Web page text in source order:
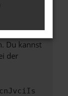
versucht
Du kannst
der